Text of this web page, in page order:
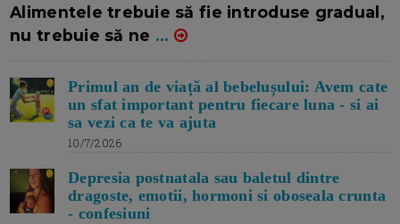
Alimentele trebuie să fie introduse gradual,
nu trebuie să ne ...
Primul an de viață al bebelușului: Avem cate
un sfat important pentru fiecare luna - si ai
sa vezi ca te va ajuta
10/7/2026
Depresia postnatala sau baletul dintre
dragoste, emotii, hormoni si oboseala crunta
- confesiuni